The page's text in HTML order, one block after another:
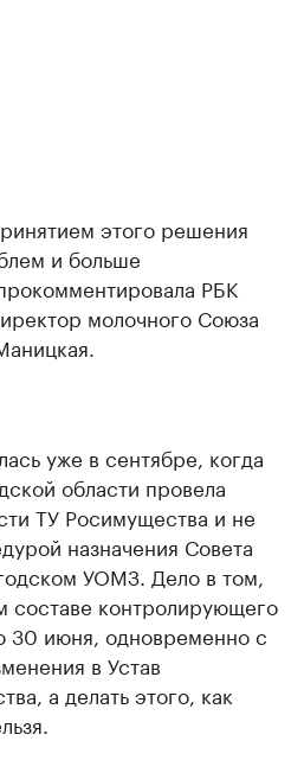
этого решения
и больше
РБК
молочного Союза
уже в сентябре, когда
области провела
ТУ Росимущества и не
назначения Совета
УОМЗ. Дело в том,
составе контролирующего
30 июня, одновременно с
в Устав
а делать этого, как